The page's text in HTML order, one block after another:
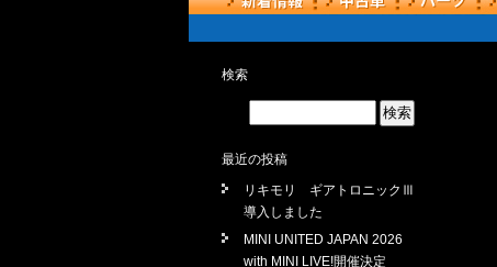
検索
最近の投稿
リキモリ ギアトロニックⅢ
導入しました
MINI UNITED JAPAN 2026
with MINI LIVE!開催決定